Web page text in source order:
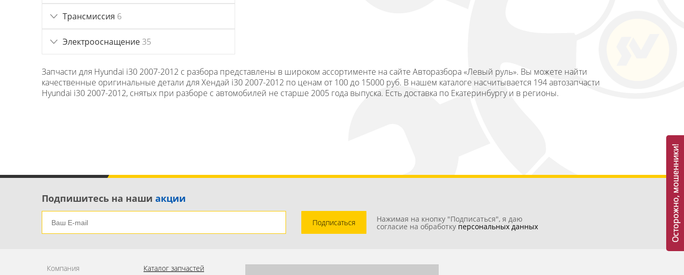
Трансмиссия 6
Электрооснащение 35
Запчасти для Hyundai i30 2007-2012 с разбора представлены в широком ассортименте на сайте Авторазбора «Левый руль». Вы можете найти
качественные оригинальные детали для Хендай i30 2007-2012 по ценам от 100 до 15000 руб. В нашем каталоге насчитывается 194 автозапчасти
Hyundai i30 2007-2012, снятых при разборе с автомобилей не старше 2005 года выпуска. Есть доставка по Екатеринбургу и в регионы.
Подпишитесь на наши акции
Подписаться Нажимая на кнопку "Подписаться", я даю
согласие на обработку персональных данных
Компания Каталог запчастей
Осторожно, мошенники!